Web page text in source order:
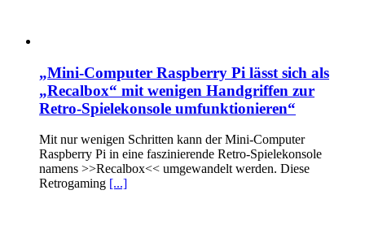
„Mini-Computer Raspberry Pi lässt sich als
„Recalbox“ mit wenigen Handgriffen zur
Retro-Spielekonsole umfunktionieren“
Mit nur wenigen Schritten kann der Mini-Computer
Raspberry Pi in eine faszinierende Retro-Spielekonsole
namens >>Recalbox<< umgewandelt werden. Diese
Retrogaming [...]